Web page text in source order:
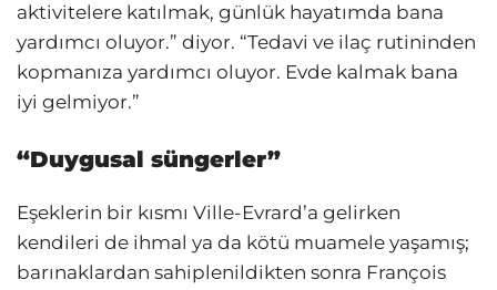
aktivitelere katılmak, günlük hayatımda bana
yardımcı oluyor.” diyor. “Tedavi ve ilaç rutininden
kopmanıza yardımcı oluyor. Evde kalmak bana
iyi gelmiyor.”
“Duygusal süngerler”
Eşeklerin bir kısmı Ville-Evrard’a gelirken
kendileri de ihmal ya da kötü muamele yaşamış;
barınaklardan sahiplenildikten sonra François